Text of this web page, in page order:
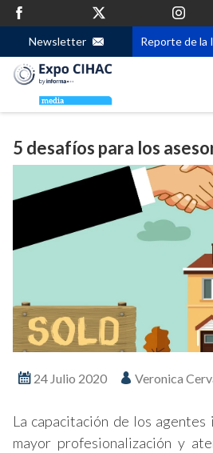
Newsletter Reporte de la
5 desafíos para los
24 Julio 2020 Veronica
La capacitación de los
mayor profesionalización y